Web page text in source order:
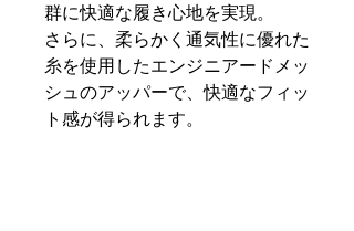
群に快適な履き心地を実現。
さらに、柔らかく通気性に優れた
糸を使用したエンジニアードメッ
シュのアッパーで、快適なフィッ
ト感が得られます。